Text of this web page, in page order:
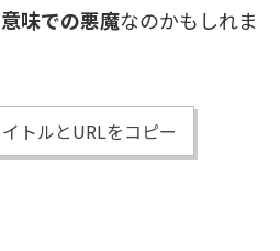
味での悪魔なのかもしれま
トルとURLをコピー